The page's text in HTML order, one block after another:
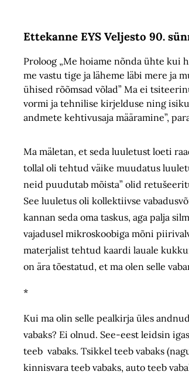
Ettekanne EYS Veljesto 90.
Proloog „Me hoiame nõnda ühte kui
me vastu tige ja läheme läbi mere ja
ühised rõõmsad võlad” Ma ei
vormi ja tehnilise kirjelduse ning
andmete kehtivusaja määramine”,
Ma mäletan, et seda luuletust loeti
tollal oli tehtud väike muudatus
neid puudutab mõista” olid
See luuletus oli kollektiivse
kannan seda oma taskus, aga palja
vajadusel mikroskoobiga mõni
materjalist tehtud kaardi lauale
on ära tõestatud, et ma olen selle
*
Kui ma olin selle pealkirja üles
vabaks? Ei olnud. See-eest leidsin
teeb vabaks. Tsikkel teeb vabaks
kinnisvara teeb vabaks, auto teeb